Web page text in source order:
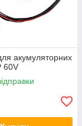
акумуляторних
60V